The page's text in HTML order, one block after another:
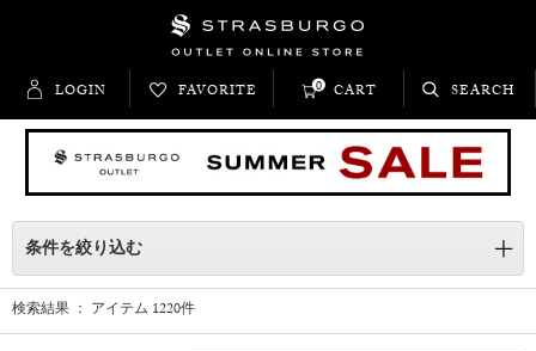
LOGIN FAVORITE CART
0 SEARCH
条件を絞り込む
検索結果 ： アイテム 1220件